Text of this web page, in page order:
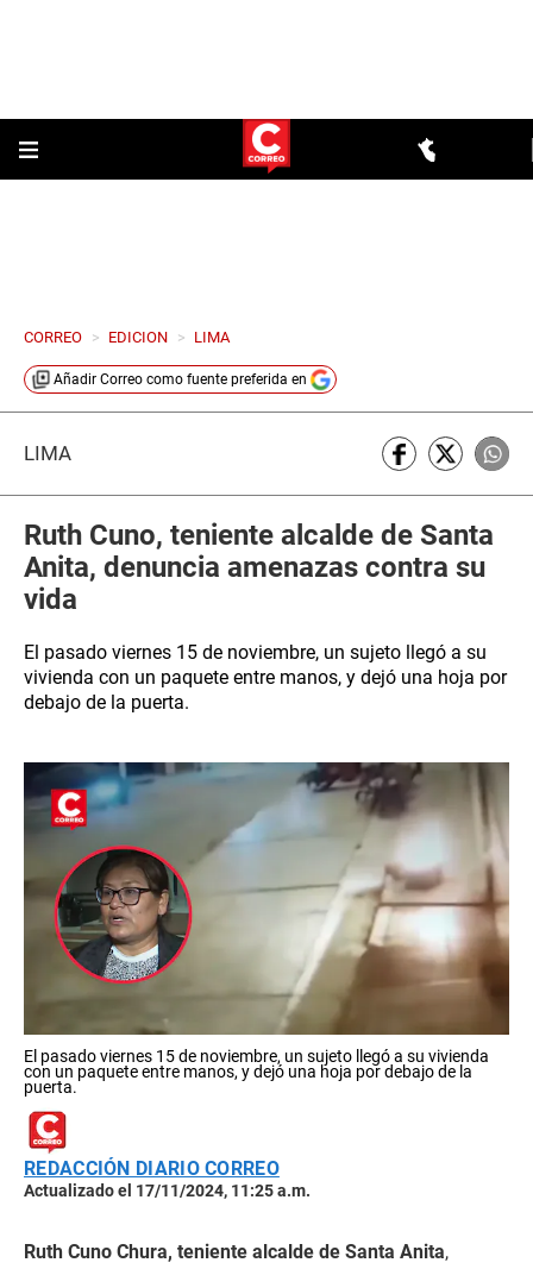
CORREO > EDICION > LIMA
Añadir Correo como fuente preferida en
LIMA
Ruth Cuno, teniente alcalde de Santa
Anita, denuncia amenazas contra su
vida
El pasado viernes 15 de noviembre, un sujeto llegó a su
vivienda con un paquete entre manos, y dejó una hoja por
debajo de la puerta.
El pasado viernes 15 de noviembre, un sujeto llegó a su vivienda
con un paquete entre manos, y dejó una hoja por debajo de la
puerta.
REDACCIÓN DIARIO CORREO
Actualizado el 17/11/2024, 11:25 a.m.
Ruth Cuno Chura, teniente alcalde de Santa Anita,